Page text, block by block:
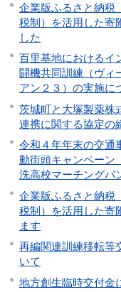
企業版ふるさと納税
税制）を活用した寄
した
百里基地におけるイ
闘機共同訓練（ヴィ
アン２３）の実施に
茨城町と大塚製薬株
連携に関する協定の
令和４年年末の交通
動街頭キャンペーン
洗高校マーチングバ
企業版ふるさと納税
税制）を活用した寄
ます
再編関連訓練移転等
いて
地方創生臨時交付金